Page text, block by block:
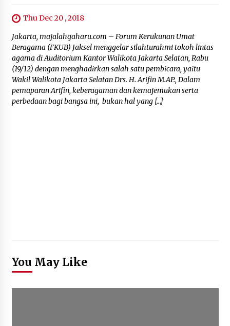
Thu Dec 20 , 2018
Jakarta, majalahgaharu.com – Forum Kerukunan Umat
Beragama (FKUB) Jaksel menggelar silahturahmi tokoh lintas
agama di Auditorium Kantor Walikota Jakarta Selatan, Rabu
(19/12) dengan menghadirkan salah satu pembicara, yaitu
Wakil Walikota Jakarta Selatan Drs. H. Arifin M.AP., Dalam
pemaparan Arifin, keberagaman dan kemajemukan serta
perbedaan bagi bangsa ini, bukan hal yang […]
You May Like